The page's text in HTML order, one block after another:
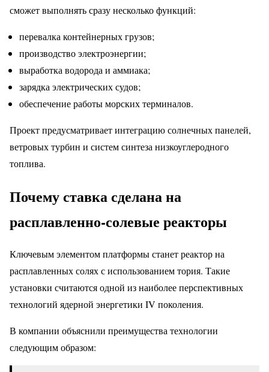
сможет выполнять сразу несколько функций:
перевалка контейнерных грузов;
производство электроэнергии;
выработка водорода и аммиака;
зарядка электрических судов;
обеспечение работы морских терминалов.
Проект предусматривает интеграцию солнечных панелей,
ветровых турбин и систем синтеза низкоуглеродного
топлива.
Почему ставка сделана на
расплавленно-солевые реакторы
Ключевым элементом платформы станет реактор на
расплавленных солях с использованием тория. Такие
установки считаются одной из наиболее перспективных
технологий ядерной энергетики IV поколения.
В компании объяснили преимущества технологии
следующим образом: